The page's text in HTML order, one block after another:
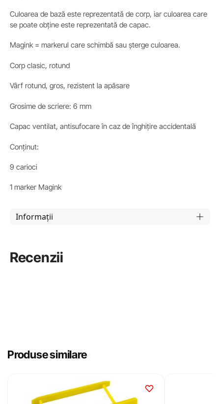
Culoarea de bază este reprezentată de corp, iar culoarea care
se poate obține este reprezentată de capac.
Magink = markerul care schimbă sau șterge culoarea.
Corp clasic, rotund
Vârf rotund, gros, rezistent la apăsare
Grosime de scriere: 6 mm
Capac ventilat, antisufocare în caz de înghițire accidentală
Conținut:
9 carioci
1 marker Magink
Informații
Recenzii
Produse similare